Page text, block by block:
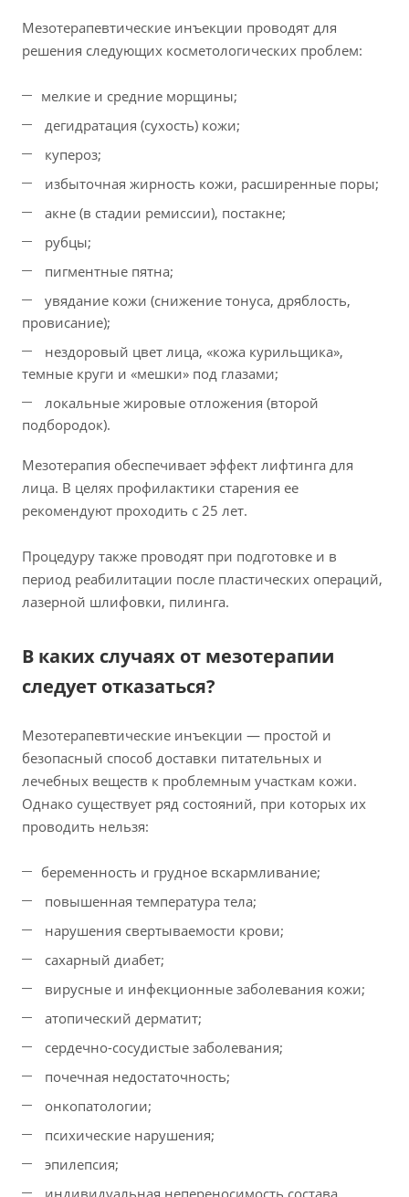
Мезотерапевтические инъекции проводят для
решения следующих косметологических проблем:
мелкие и средние морщины;
дегидратация (сухость) кожи;
купероз;
избыточная жирность кожи, расширенные поры;
акне (в стадии ремиссии), постакне;
рубцы;
пигментные пятна;
увядание кожи (снижение тонуса, дряблость,
провисание);
нездоровый цвет лица, «кожа курильщика»,
темные круги и «мешки» под глазами;
локальные жировые отложения (второй
подбородок).
Мезотерапия обеспечивает эффект лифтинга для
лица. В целях профилактики старения ее
рекомендуют проходить с 25 лет.
Процедуру также проводят при подготовке и в
период реабилитации после пластических операций,
лазерной шлифовки, пилинга.
В каких случаях от мезотерапии
следует отказаться?
Мезотерапевтические инъекции — простой и
безопасный способ доставки питательных и
лечебных веществ к проблемным участкам кожи.
Однако существует ряд состояний, при которых их
проводить нельзя:
беременность и грудное вскармливание;
повышенная температура тела;
нарушения свертываемости крови;
сахарный диабет;
вирусные и инфекционные заболевания кожи;
атопический дерматит;
сердечно-сосудистые заболевания;
почечная недостаточность;
онкопатологии;
психические нарушения;
эпилепсия;